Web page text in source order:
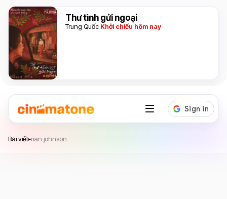
Thư tình gửi ngoại
Trung Quốc Khởi chiếu hôm nay
Bài viết▸rian johnson